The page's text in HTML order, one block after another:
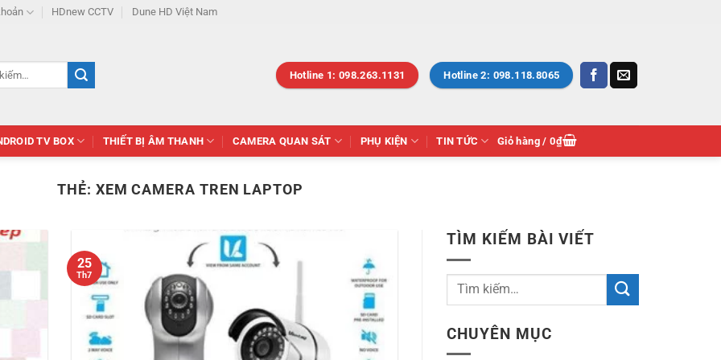
HDnew CCTV Dune HD Việt Nam
Hotline 1: 098.263.1131 Hotline 2: 098.118.8065
TV BOX THIẾT BỊ ÂM THANH CAMERA QUAN SÁT PHỤ KIỆN TIN TỨC Giỏ hàng /0₫
THẺ: XEM CAMERA TREN LAPTOP
25
Th7
TÌM KIẾM BÀI VIẾT
CHUYÊN MỤC